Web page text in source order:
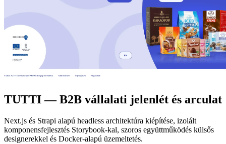
TUTTI — B2B vállalati jelenlét és arculat
Next.js és Strapi alapú headless architektúra kiépítése, izolált
komponensfejlesztés Storybook-kal, szoros együttműködés külsős
designerekkel és Docker-alapú üzemeltetés.